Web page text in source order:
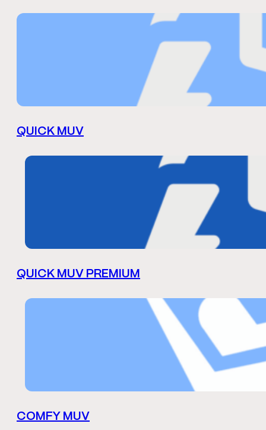
QUICK MUV
QUICK MUV PREMIUM
COMFY MUV